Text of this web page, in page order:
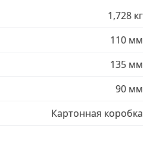
оборудование ›
фурнитура
1,728 кг
110 мм
135 мм
90 мм
Картонная коробка